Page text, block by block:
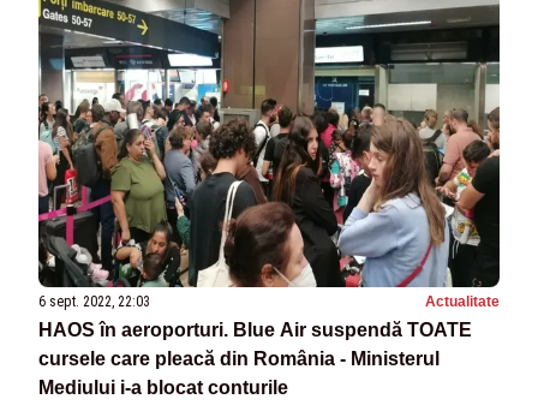
6 sept. 2022, 22:03 Actualitate
HAOS în aeroporturi. Blue Air suspendă TOATE
cursele care pleacă din România - Ministerul
Mediului i-a blocat conturile